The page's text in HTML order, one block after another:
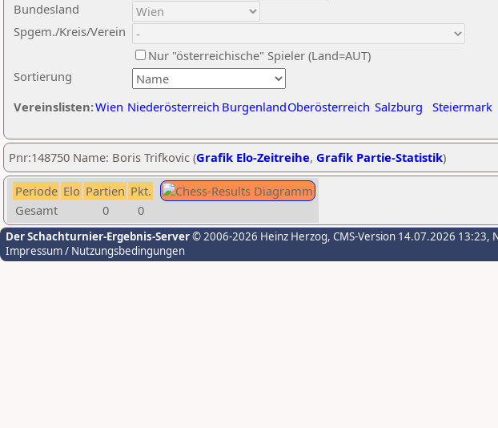
Sortierung
Bundesland
Spgem./Kreis/Verein
Nur "österreichische" Spieler (Land=AUT)
Vereinslisten:Wien Niederösterreich BurgenlandOberösterreich Salzburg Steiermark
Pnr:148750 Name: Boris Trifkovic (Grafik Elo-Zeitreihe, Grafik Partie-Statistik)
Periode Elo Partien Pkt.
Gesamt
0 0
Der Schachturnier-Ergebnis-Server© 2006-2026 Heinz Herzog, CMS-Version 14.07.2026 13:23,
Impressum / Nutzungsbedingungen